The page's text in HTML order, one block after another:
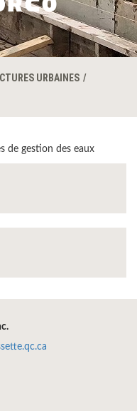
URBAINES
de gestion des eaux